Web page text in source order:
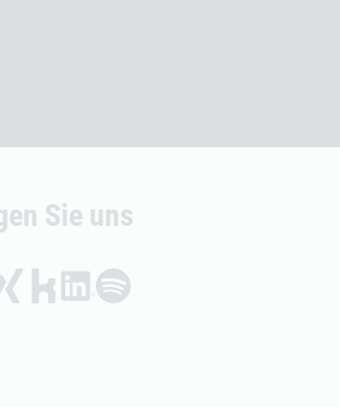
Sie uns
auf YouTube (Öffnet externen Link)
auf Xing (Öffnet externen Link)
Folgen auf Kununu (Öffnet externen
Folgen auf LinkedIn (Öffnet
Folgen auf Spotify (Öffnet